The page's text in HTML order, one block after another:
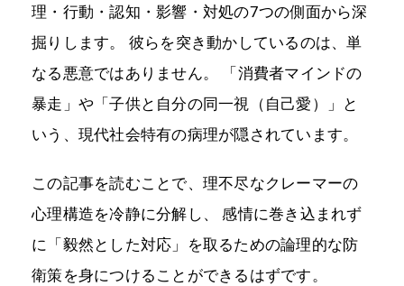
理・行動・認知・影響・対処の7つの側面から深
掘りします。 彼らを突き動かしているのは、単
なる悪意ではありません。 「消費者マインドの
暴走」や「子供と自分の同一視（自己愛）」と
いう、現代社会特有の病理が隠されています。
この記事を読むことで、理不尽なクレーマーの
心理構造を冷静に分解し、 感情に巻き込まれず
に「毅然とした対応」を取るための論理的な防
衛策を身につけることができるはずです。